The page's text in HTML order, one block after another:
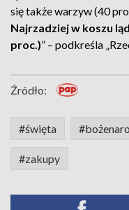
się także warzyw (40
Najrzadziej w koszu
proc.)” – podkreśla
Źródło:
#święta
#zakupy